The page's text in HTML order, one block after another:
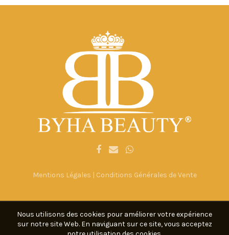
Mentions Légales | Conditions Générales de Vente
Nous utilisons des cookies pour améliorer votre expérience
sur notre site Web. En naviguant sur ce site, vous acceptez